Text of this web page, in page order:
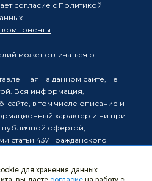
согласие с Политикой
может отличаться от
на данном сайте, не
Вся информация,
в том числе описание и
характер и ни при
публичной офертой,
437 Гражданского
собой право в одностороннем
в информацию, размещенную на
для хранения данных.